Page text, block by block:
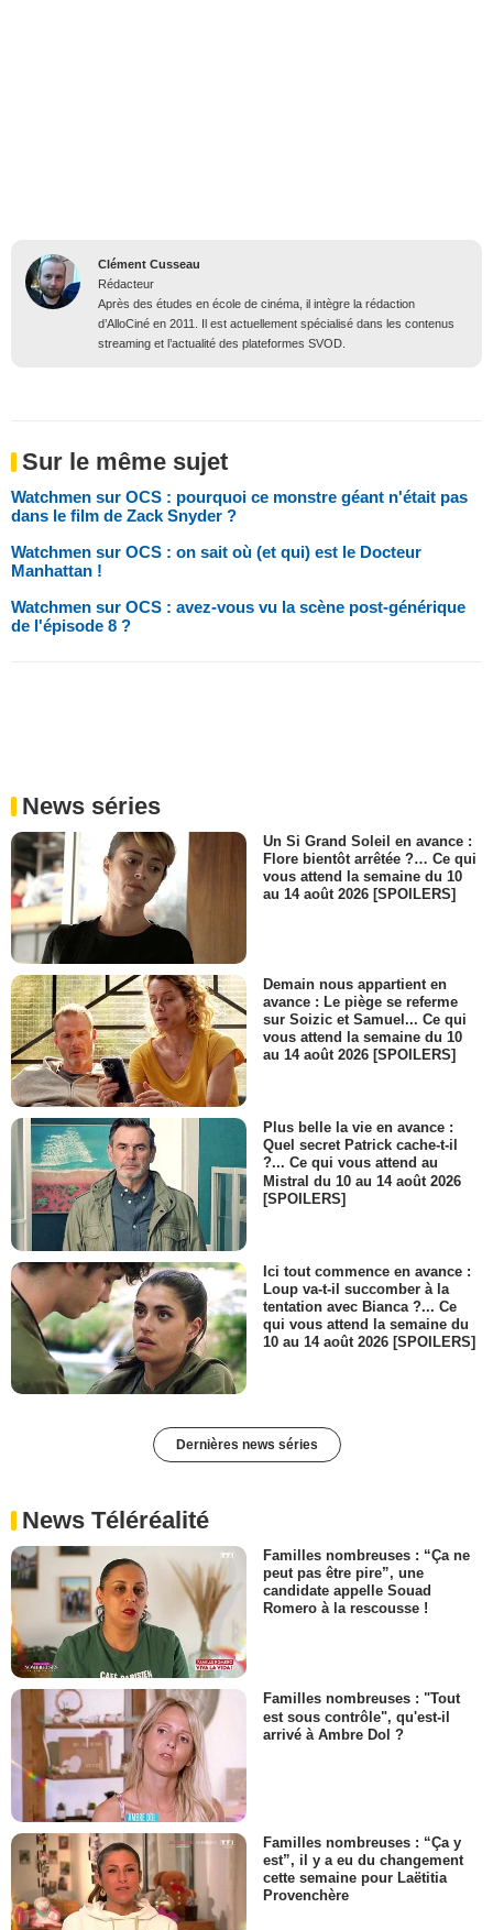
Clément Cusseau
Rédacteur
Après des études en école de cinéma, il intègre la rédaction
d’AlloCiné en 2011. Il est actuellement spécialisé dans les contenus
streaming et l’actualité des plateformes SVOD.
Sur le même sujet
Watchmen sur OCS : pourquoi ce monstre géant n'était pas
dans le film de Zack Snyder ?
Watchmen sur OCS : on sait où (et qui) est le Docteur
Manhattan !
Watchmen sur OCS : avez-vous vu la scène post-générique
de l'épisode 8 ?
News séries
Un Si Grand Soleil en avance :
Flore bientôt arrêtée ?… Ce qui
vous attend la semaine du 10
au 14 août 2026 [SPOILERS]
Demain nous appartient en
avance : Le piège se referme
sur Soizic et Samuel... Ce qui
vous attend la semaine du 10
au 14 août 2026 [SPOILERS]
Plus belle la vie en avance :
Quel secret Patrick cache-t-il
?... Ce qui vous attend au
Mistral du 10 au 14 août 2026
[SPOILERS]
Ici tout commence en avance :
Loup va-t-il succomber à la
tentation avec Bianca ?... Ce
qui vous attend la semaine du
10 au 14 août 2026 [SPOILERS]
Dernières news séries
News Téléréalité
Familles nombreuses : “Ça ne
peut pas être pire”, une
candidate appelle Souad
Romero à la rescousse !
Familles nombreuses : "Tout
est sous contrôle", qu'est-il
arrivé à Ambre Dol ?
Familles nombreuses : “Ça y
est”, il y a eu du changement
cette semaine pour Laëtitia
Provenchère